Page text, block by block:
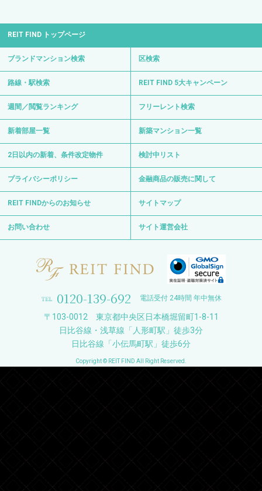
REIT FIND トップページ
ブランドマンション検索 区検索
路線・駅検索 REIT FIND 5大キャンペーン
週間／閲覧ランキング フリーレント検索
新着部屋一覧 新築マンション一覧
2日以内の新着、条件改定物件 検討中リスト
プライバシーポリシー 金融商品の販売に関して
REIT FINDからのお知らせ サイトマップ
お問い合わせ サイト運営会社
0120-139-692 電話受付 24時間 年中無休
〒103-0012 東京都中央区日本橋堀留町1-8-11
日比谷線・浅草線「人形町駅」徒歩3分
日比谷線「小伝馬町駅」徒歩6分
Copyright © REIT FIND All Right Reserved.